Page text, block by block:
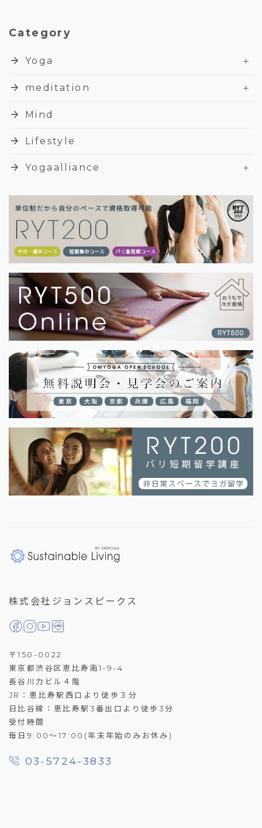
Category
arrow_forward Yoga
+
arrow_forward
meditation
+
arrow_forward
Mind
arrow_forward Lifestyle
arrow_forward Yogaalliance +
株式会社ジョンスピークス
〒150-0022
東京都渋谷区恵比寿南1-9-4
長谷川力ビル４階
JR：恵比寿駅西口より徒歩３分
日比谷線：恵比寿駅3番出口より徒歩3分
受付時間
毎日9:00～17:00(年末年始のみお休み)
03-5724-3833